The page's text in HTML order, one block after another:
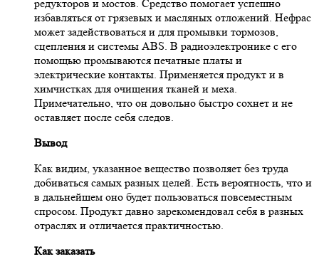
редукторов и мостов. Средство помогает успешно
избавляться от грязевых и масляных отложений. Нефрас
может задействоваться и для промывки тормозов,
сцепления и системы ABS. В радиоэлектронике с его
помощью промываются печатные платы и
электрические контакты. Применяется продукт и в
химчистках для очищения тканей и меха.
Примечательно, что он довольно быстро сохнет и не
оставляет после себя следов.
Вывод
Как видим, указанное вещество позволяет без труда
добиваться самых разных целей. Есть вероятность, что и
в дальнейшем оно будет пользоваться повсеместным
спросом. Продукт давно зарекомендовал себя в разных
отраслях и отличается практичностью.
Как заказать